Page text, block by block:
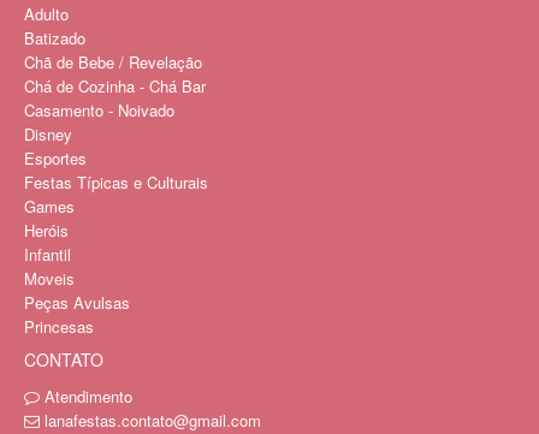
Adulto
Batizado
Chã de Bebe / Revelação
Chá de Cozinha - Chá Bar
Casamento - Noivado
Disney
Esportes
Festas Típicas e Culturais
Games
Heróis
Infantil
Moveis
Peças Avulsas
Princesas
CONTATO
Atendimento
lanafestas.contato@gmail.com